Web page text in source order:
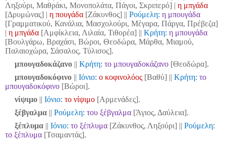
Ληξούρι, Μαθράκι, Μονοπολάτα, Πάγοι, Σκριπερό] | η μπγάδα
[Δρυμώνας] | η πουγάδα [Ζάκυνθος] || Ρούμελη: η μπουγάδα
[Γραμματικού, Κανάλια, Μασχολούρι, Μέγαρα, Πάργα, Πρέβεζα]
| η μπγάδα [Αμφίκλεια, Λιλαία, Τιθορέα] || Κρήτη: η μπουγάδα
[Βουλγάρω, Βραχάσι, Βώροι, Θεοδώρα, Μάρθα, Μιαμού,
Παλαιοχώρα, Σάσαλος, Τύλισος].
μπουγαδοκάζανο || Κρήτη: το μπουγαδοκάζανο [Θεοδώρα].
μπουγαδοκόφινο || Ιόνιο: ο κοφινολόος [Βαθύ] || Κρήτη: το
μπουγαδοκόφινο [Βώροι].
νίψιμο || Ιόνιο: το νίψιμο[Αρμενάδες].
ξέβγαλμα || Ρούμελη: του ξέβγαλμα [Άγιος, Δαύλεια].
ξέπλυμα || Ιόνιο: το ξέπλυμα [Ζάκυνθος, Ληξούρι] || Ρούμελη:
το ξέπλυμα [Τσαμαντάς].